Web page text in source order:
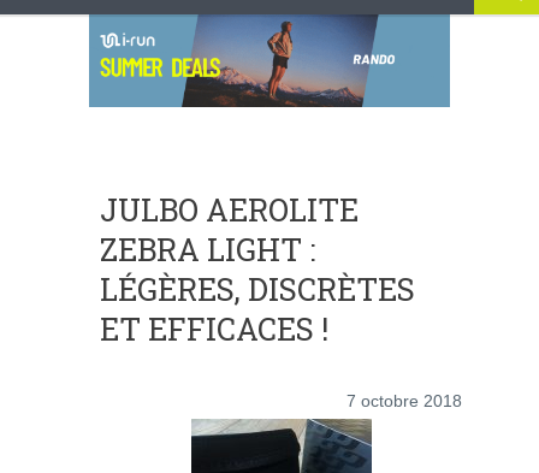
JULBO AEROLITE
ZEBRA LIGHT :
LÉGÈRES, DISCRÈTES
ET EFFICACES !
7 octobre 2018